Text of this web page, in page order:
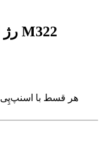
رژ لب مایع مات این لی شماره M322
هر قسط با